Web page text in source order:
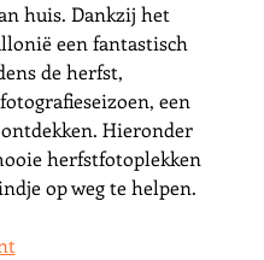
huis. Dankzij het
een fantastisch
de herfst,
een
Hieronder
herfstfotoplekken
op weg te helpen.